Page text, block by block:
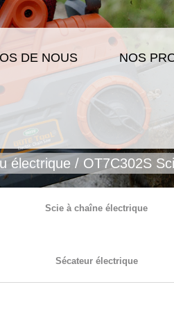
DE NOUS NOS
électrique / OT7C302S
Scie à chaîne électrique
Sécateur électrique